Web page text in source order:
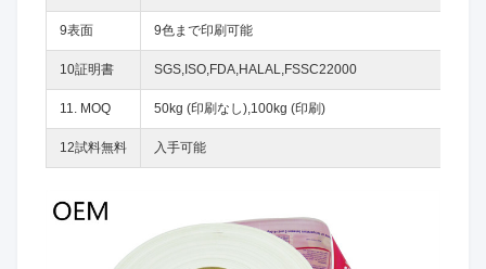
9表面 9色まで印刷可能
10証明書 SGS,ISO,FDA,HALAL,FSSC22000
11. MOQ 50kg (印刷なし),100kg (印刷)
12試料無料 入手可能